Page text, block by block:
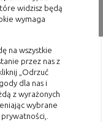
widzisz będą
wymaga
na wszystkie
przez nas z
„Odrzuć
dla nas i
z wyrażonych
wybrane
zupełnego
spowoduje, że
działać
modelu
o który
ich